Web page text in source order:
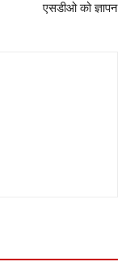
एसडीओ को ज्ञापन